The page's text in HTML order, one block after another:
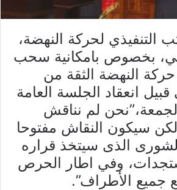
التنفيذي لحركة النهضة،
بخصوص بامكانية سحب
النهضة الثقة من
انعقاد الجلسة العامة
لم نناقش
سيكون النقاش مفتوحا
الذى سيتخذ قراره
وفي اطار الحرص
جميع الأطراف”.